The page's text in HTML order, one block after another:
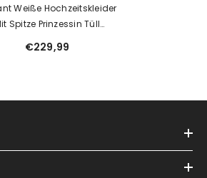
Weiße Hochzeitskleider
Spitze Prinzessin Tüll
Brautkleider
€229,99